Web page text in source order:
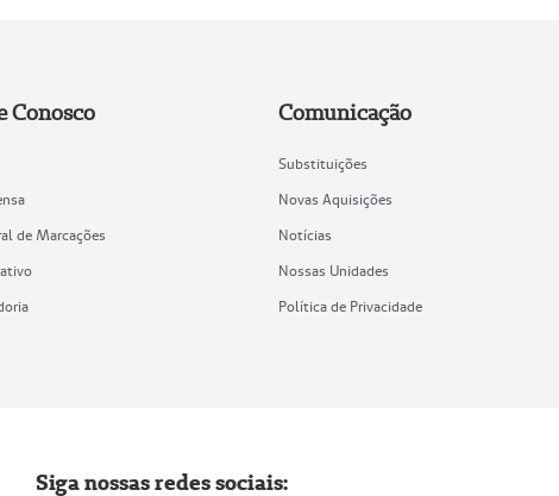
Conosco
de Marcações
Comunicação
Substituições
Novas Aquisições
Notícias
Nossas Unidades
Política de Privacidade
Siga nossas redes sociais: